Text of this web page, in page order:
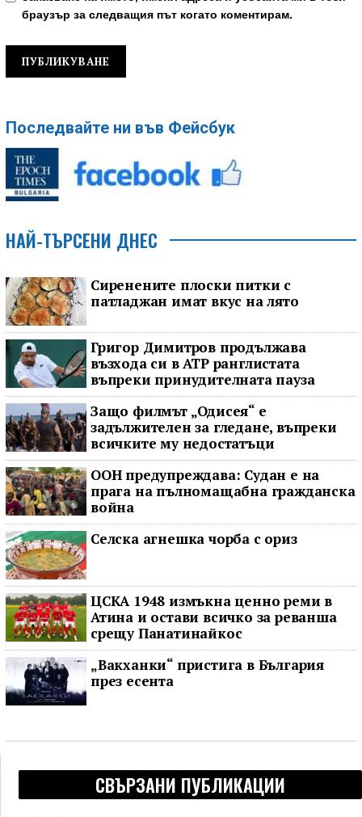
браузър за следващия път когато коментирам.
Последвайте ни във Фейсбук
НАЙ-ТЪРСЕНИ ДНЕС
Сиренените плоски питки с
патладжан имат вкус на лято
Григор Димитров продължава
възхода си в ATP ранглистата
въпреки принудителната пауза
Защо филмът „Одисея“ е
задължителен за гледане, въпреки
всичките му недостатъци
ООН предупреждава: Судан е на
прага на пълномащабна гражданска
война
Селска агнешка чорба с ориз
ЦСКА 1948 измъкна ценно реми в
Атина и остави всичко за реванша
срещу Панатинайкос
„Вакханки“ пристига в България
през есента
СВЪРЗАНИ ПУБЛИКАЦИИ